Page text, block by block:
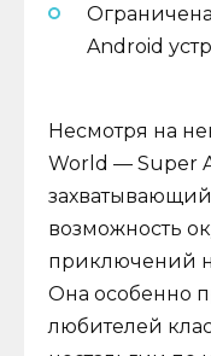
Android
Несмотря на
World — Super
возможность
приключений
Она особенно
любителей